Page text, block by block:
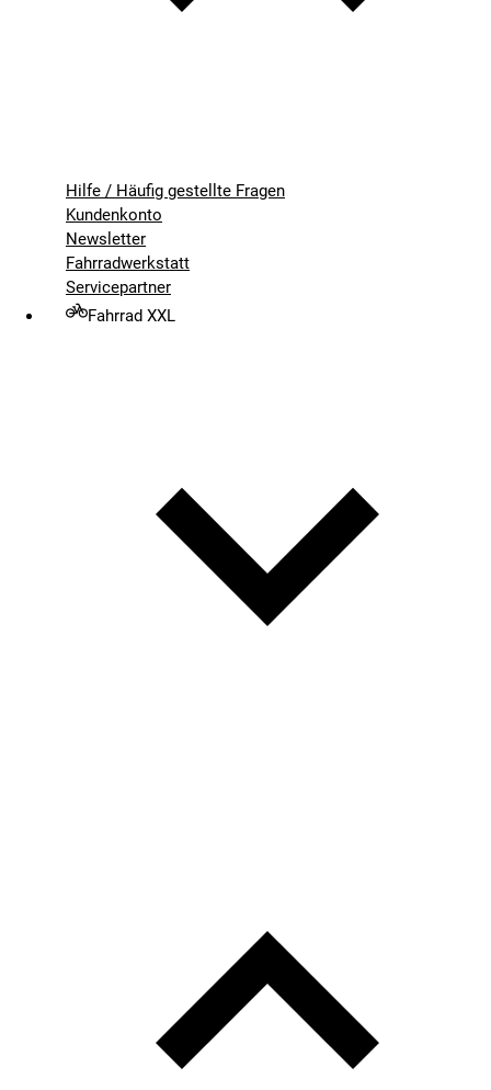
Hilfe / Häufig gestellte Fragen
Kundenkonto
Newsletter
Fahrradwerkstatt
Servicepartner
Fahrrad XXL